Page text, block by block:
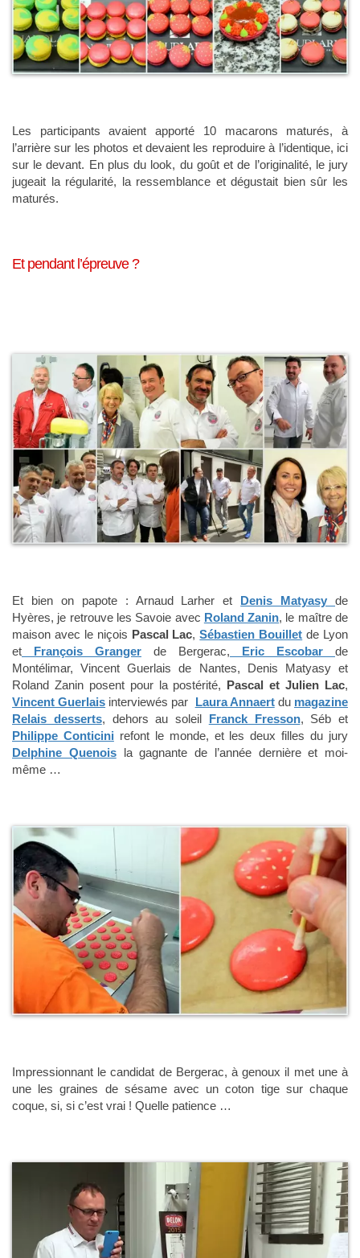
Les participants avaient apporté 10 macarons maturés, à
l’arrière sur les photos et devaient les reproduire à l’identique, ici
sur le devant. En plus du look, du goût et de l’originalité, le jury
jugeait la régularité, la ressemblance et dégustait bien sûr les
maturés.
Et pendant l’épreuve ?
Et bien on papote : Arnaud Larher et Denis Matyasyde
Hyères, je retrouve les Savoie avec Roland Zanin, le maître de
maison avec le niçois Pascal Lac,Sébastien Bouillet de Lyon
et François Granger de Bergerac, Eric Escobar
de
Montélimar, Vincent Guerlais de Nantes, Denis Matyasy et
Roland Zanin posent pour la postérité, Pascal et Julien Lac,
Vincent Guerlais interviewés par Laura Annaertdu magazine
Relais desserts, dehors au soleil Franck Fresson, Séb et
Philippe Conticini refont le monde, et les deux filles du jury
Delphine Quenoisla gagnante de l’année dernière et moi-
même …
Impressionnant le candidat de Bergerac, à genoux il met une à
une les graines de sésame avec un coton tige sur chaque
coque, si, si c’est vrai ! Quelle patience …